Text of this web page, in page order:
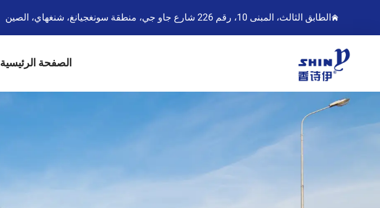
الطابق الثالث، المبنى 10، رقم 226 شارع جاو جي، منطقة سونغجيانغ، شنغهاي، الصين
الصفحة الرئيسية